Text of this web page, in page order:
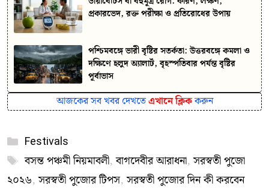
প্রকারভেদ, রক্ত পরীক্ষা ও প্রতিরোধের উপায়
পশ্চিমবঙ্গে ভারী বৃষ্টির সতর্কতা: উত্তরবঙ্গে কমলা ও
দক্ষিণে হলুদ অ্যালার্ট, বৃহস্পতিবার পর্যন্ত বৃষ্টির
পূর্বাভাস
আজকের সব খবর দেখতেএখানে ক্লিককরুন
Categories
Festivals
Tags
বসন্ত পঞ্চমী নিয়মাবলী,বাগদেবীর আরাধনা,সরস্বতী পুজো
২০২৬,সরস্বতী পুজোর টিপস,সরস্বতী পুজোর দিন কী করবেন